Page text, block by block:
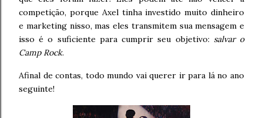
competição, porque Axel tinha investido muito dinheiro
e marketing nisso, mas eles transmitem sua mensagem e
isso é o suficiente para cumprir seu objetivo: salvar o
Camp Rock.
Afinal de contas, todo mundo vai querer ir para lá no ano
seguinte!